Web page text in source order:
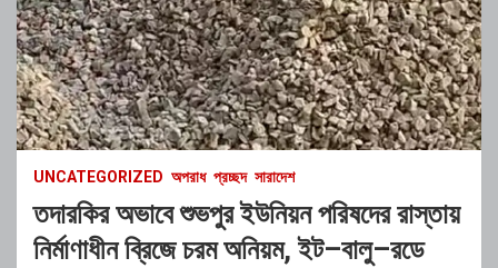
UNCATEGORIZED অপরাধ প্রচ্ছদ সারাদেশ
তদারকির অভাবে শুভপুর ইউনিয়ন পরিষদের রাস্তায়
নির্মাণাধীন ব্রিজে চরম অনিয়ম, ইট–বালু–রডে